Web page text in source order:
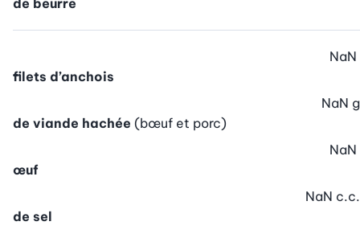
de beurre
filets d’anchois
NaN
de viande hachée (bœuf et porc)
NaN g
œuf
NaN
de sel
NaN c.c.